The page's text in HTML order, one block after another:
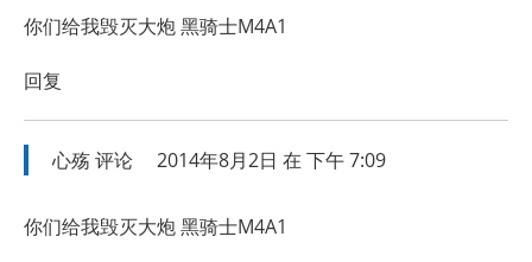
你们给我毁灭大炮 黑骑士M4A1
回复
心殇评论 2014年8月2日 在 下午 7:09
你们给我毁灭大炮 黑骑士M4A1